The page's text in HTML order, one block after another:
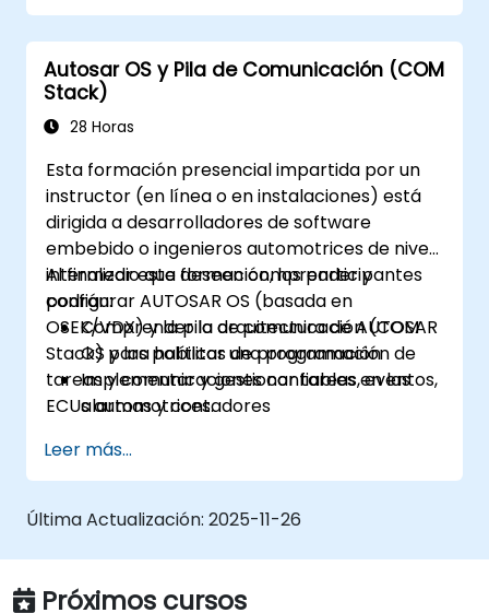
Autosar OS y Pila de Comunicación (COM
Stack)
28 Horas
Esta formación presencial impartida por un
instructor (en línea o en instalaciones) está
dirigida a desarrolladores de software
embebido o ingenieros automotrices de nivel
intermedio que deseen comprender y
configurar AUTOSAR OS (basada en
OSEK/VDX) y la pila de comunicación (COM
Stack) para habilitar una programación de
tareas y comunicaciones confiables en las
ECUs automotrices.
Al finalizar esta formación, los participantes
podrán:
Comprender la arquitectura de AUTOSAR
OS y las políticas de programación
Implementar y gestionar tareas, eventos,
alarmas y contadores
COM, incluyendo PDUR y los servicios de
comunicación
Explicar las pilas de protocolos (CAN, LIN,
interconecta con ellas
Configurar módulos OS y COM utilizando
Leer más...
Última Actualización: 2025-11-26
Próximos cursos